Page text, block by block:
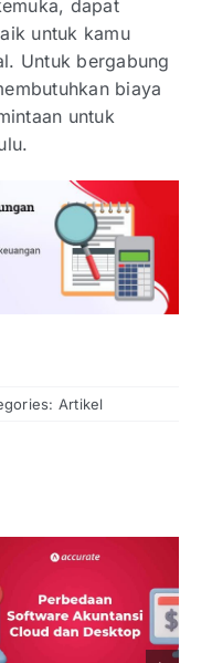
dapat
untuk kamu
Untuk bergabung
biaya
untuk
Artikel